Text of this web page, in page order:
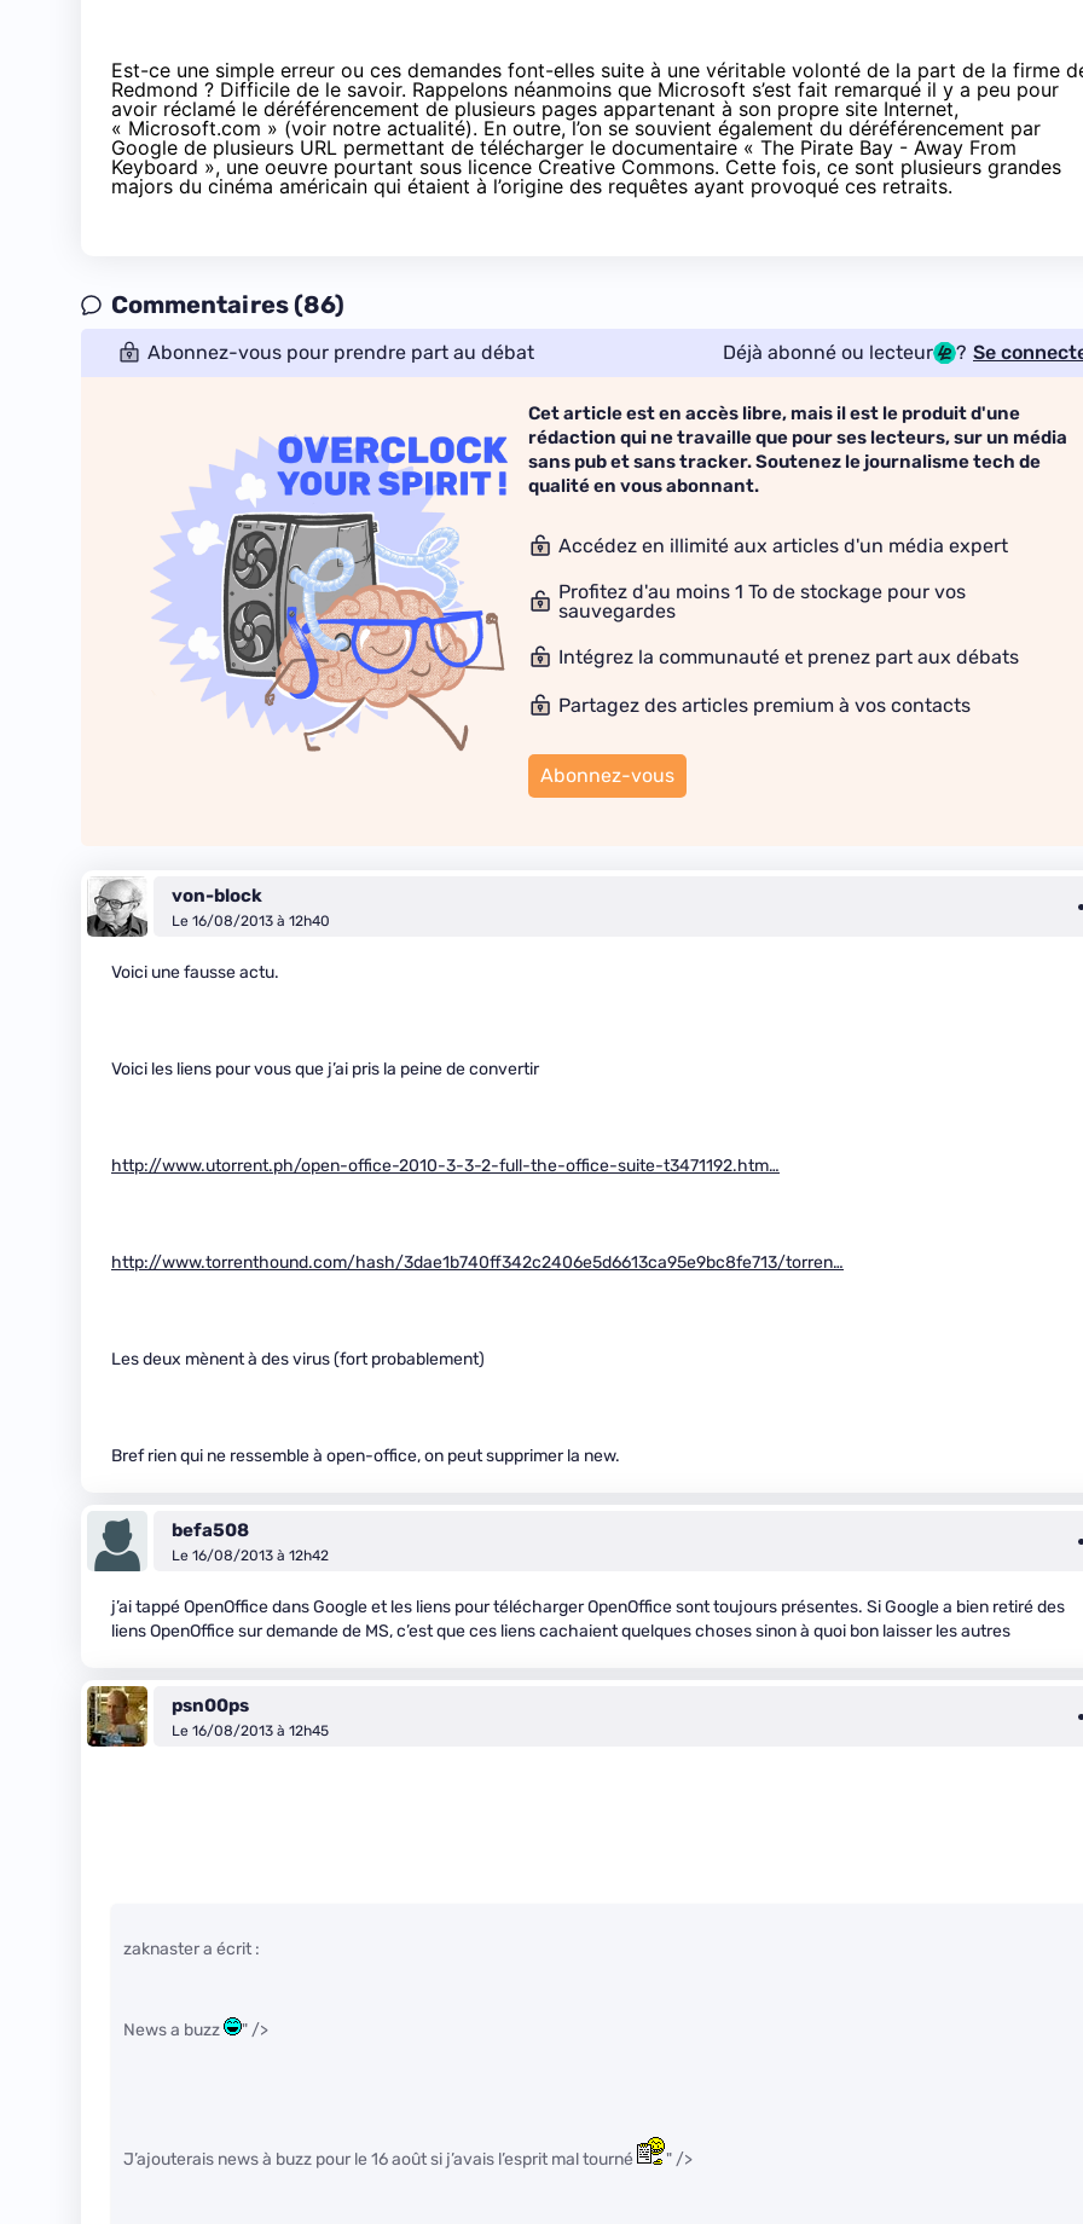
Est-ce une simple erreur ou ces demandes font-elles suite à une véritable volonté de la part de la firme
Redmond ? Difficile de le savoir. Rappelons néanmoins que Microsoft s’est fait remarqué il y a peu pour
avoir réclamé le déréférencement de plusieurs pages appartenant à son propre site Internet,
« Microsoft.com » (voir notre actualité). En outre, l’on se souvient également du déréférencement par
Google de plusieurs URL permettant de télécharger le documentaire « The Pirate Bay - Away From
Keyboard », une oeuvre pourtant sous licence Creative Commons. Cette fois, ce sont plusieurs grandes
majors du cinéma américain qui étaient à l’origine des requêtes ayant provoqué ces retraits.
Commentaires (86)
Abonnez-vous pour prendre part au débat Déjà abonné ou lecteur ? Se
Cet article est en accès libre, mais il est le produit d'une
rédaction qui ne travaille que pour ses lecteurs, sur un média
sans pub et sans tracker. Soutenez le journalisme tech de
qualité en vous abonnant.
Accédez en illimité aux articles d'un média expert
Profitez d'au moins 1 To de stockage pour vos
sauvegardes
Intégrez la communauté et prenez part aux débats
Partagez des articles premium à vos contacts
Abonnez-vous
von-block
Le 16/08/2013 à 12h40
Voici une fausse actu.
Voici les liens pour vous que j’ai pris la peine de convertir
http://www.utorrent.ph/open-office-2010-3-3-2-full-the-office-suite-t3471192.htm…
http://www.torrenthound.com/hash/3dae1b740ff342c2406e5d6613ca95e9bc8fe713/torren…
Les deux mènent à des virus (fort probablement)
Bref rien qui ne ressemble à open-office, on peut supprimer la new.
befa508
Le 16/08/2013 à 12h42
j’ai tappé OpenOffice dans Google et les liens pour télécharger OpenOffice sont toujours présentes. Si Google a bien retiré des
liens OpenOffice sur demande de MS, c’est que ces liens cachaient quelques choses sinon à quoi bon laisser les autres
psn00ps
Le 16/08/2013 à 12h45
zaknaster a écrit :
News a buzz " />
J’ajouterais news à buzz pour le 16 août si j’avais l’esprit mal tourné " />